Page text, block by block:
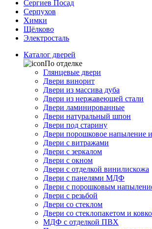
Сергиев Посад
Серпухов
Химки
Щёлково
Электросталь
Каталог дверей
По отделке
Глянцевые двери
Двери винорит
Двери из массива дуба
Двери из нержавеющей стали
Двери ламинированные
Двери натуральный шпон
Двери под старину
Двери порошковое
Двери с витражами
Двери с зеркалом
Двери с окном
Двери с отделкой винилискожа
Двери с панелями МДФ
Двери с порошковым
Двери с резьбой
Двери со стеклом
Двери со стеклопакетом и
МДФ с отделкой ПВХ